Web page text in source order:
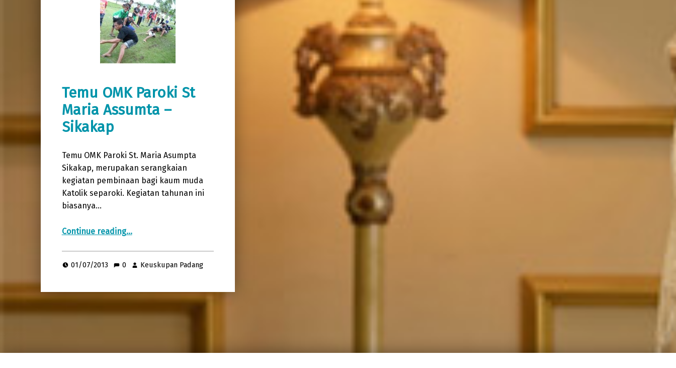
Temu OMK Paroki St
Maria Assumta –
Sikakap
Temu OMK Paroki St. Maria Asumpta
Sikakap, merupakan serangkaian
kegiatan pembinaan bagi kaum muda
Katolik separoki. Kegiatan tahunan ini
biasanya…
Continue reading“Temu OMK Paroki St Maria Assumta – Sikakap”
…
01/07/2013 0 Keuskupan Padang